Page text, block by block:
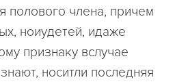
полового члена, причем
ноиудетей, идаже
признаку вслучае
носитли последняя